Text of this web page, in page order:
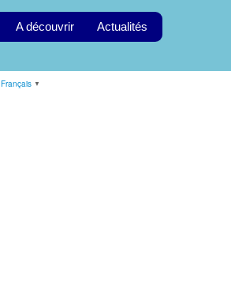
A découvrir Actualités
Français ▼